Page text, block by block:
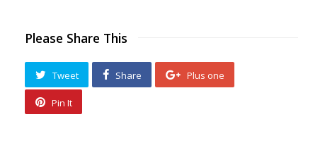
Please Share This
Tweet Share Plus one
Pin It